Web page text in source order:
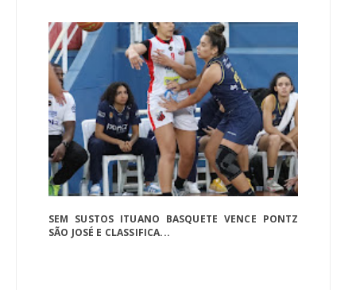
SEM SUSTOS ITUANO BASQUETE VENCE PONTZ
SÃO JOSÉ E CLASSIFICA...